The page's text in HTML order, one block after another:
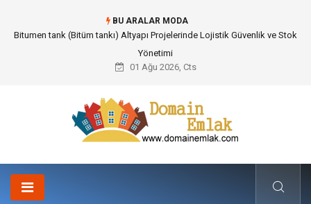
BU ARALAR MODA
Güvenilir Chip Satışı: Kesintisiz Poker Deneyimi İçin Profesyonel Destek
01 Ağu 2026, Cts